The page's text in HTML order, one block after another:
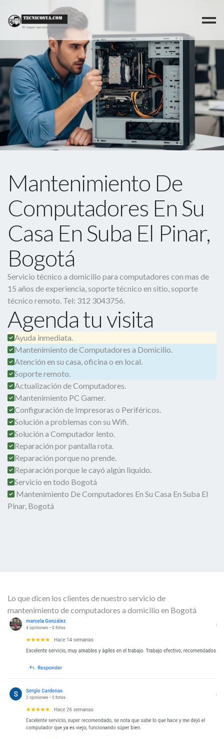
Mantenimiento De
Computadores En Su
Casa En Suba El Pinar,
Bogotá
Servicio técnico a domicilio para computadores con mas de
15 años de experiencia, soporte técnico en sitio, soporte
técnico remoto. Tel: 312 3043756.
Agenda tu visita
Ayuda inmediata.
Mantenimiento de Computadores a Domicilio.
Atención en su casa, oficina o en local.
Soporte remoto.
Actualización de Computadores.
Mantenimiento PC Gamer.
Configuración de Impresoras o Periféricos.
Solución a problemas con su Wifi.
Solución a Computador lento.
Reparación por pantalla rota.
Reparación porque no prende.
Reparación porque le cayó algún liquido.
Servicio en todo Bogotá
Mantenimiento De Computadores En Su Casa En Suba El
Pinar, Bogotá
Lo que dicen los clientes de nuestro servicio de
mantenimiento de computadores a domicilio en Bogotá